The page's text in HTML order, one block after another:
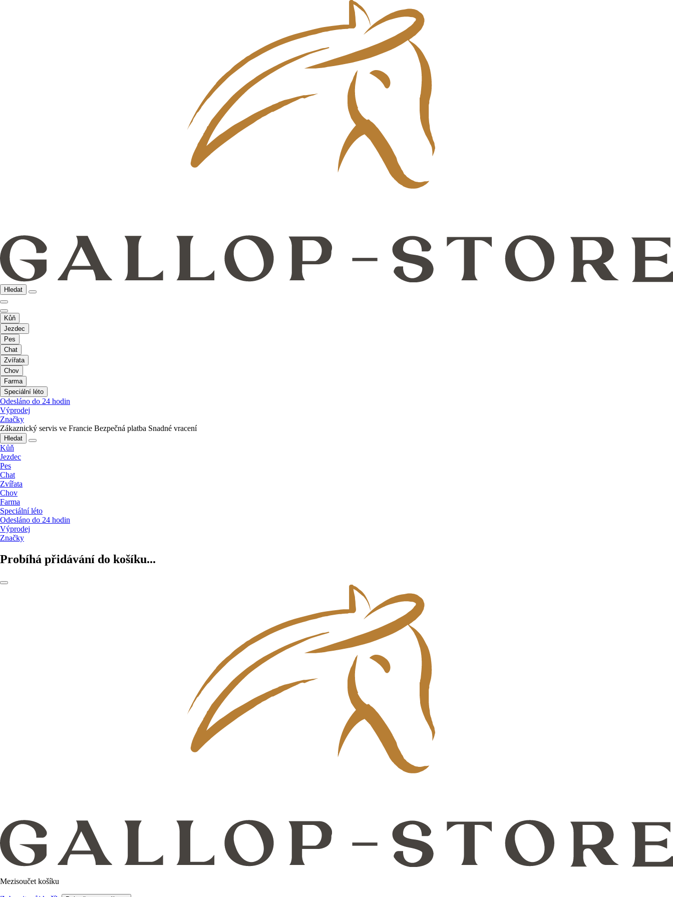
Hledat
Kůň
Jezdec
Pes
Chat
Zvířata
Chov
Farma
Speciální léto
Odesláno do 24 hodin
Výprodej
Značky
Zákaznický servis ve Francie Bezpečná platba Snadné vracení
Hledat
Kůň
Jezdec
Pes
Chat
Zvířata
Chov
Farma
Speciální léto
Odesláno do 24 hodin
Výprodej
Značky
Probíhá přidávání do košíku...
Mezisoučet košíku